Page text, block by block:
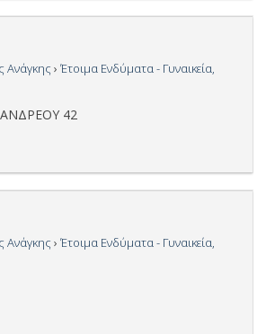
Ανάγκης › Έτοιμα Ενδύματα - Γυναικεία,
42
Ανάγκης › Έτοιμα Ενδύματα - Γυναικεία,